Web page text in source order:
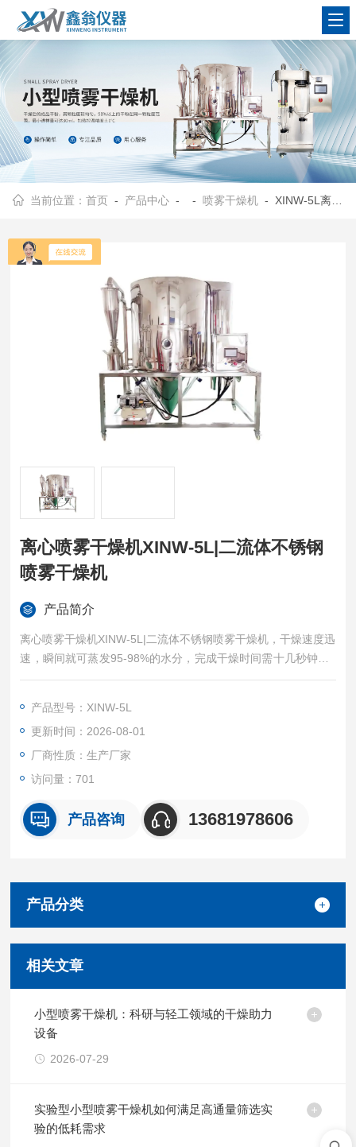
查看更多
当前位置：首页 - 产品中心 - -喷雾干燥机 - XINW-5L离心喷雾干燥机XINW-5L|二流体不锈钢喷雾干燥机
离心喷雾干燥机XINW-5L|二流体不锈钢
喷雾干燥机
产品简介
离心喷雾干燥机XINW-5L|二流体不锈钢喷雾干燥机，干燥速度迅
速，瞬间就可蒸发95-98%的水分，完成干燥时间需十几秒钟。●
采用并流型喷雾干燥，干燥过程中，液滴的温度不高，产品质量
燥。●由于干燥过程是在瞬间完成的，产品的颗粒基本上能保持
液滴近似的球状，产品具有良好的分散性，流动性和溶解性。
产品型号：XINW-5L
更新时间：2026-08-01
厂商性质：生产厂家
访问量：701
产品咨询 13681978606
产品分类
相关文章
小型喷雾干燥机：科研与轻工领域的干燥助力
设备
2026-07-29
实验型小型喷雾干燥机如何满足高通量筛选实
验的低耗需求